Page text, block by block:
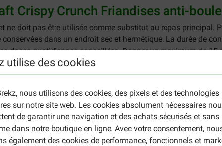
utilise des cookies
nous utilisons des cookies, des pixels et des technologies
sur notre site web. Les cookies absolument nécessaires
de garantir une navigation et des achats sécurisés et sans
dans notre boutique en ligne. Avec votre consentement,
également des cookies de performance, fonctionnels et
Crispy Crunch Friandises anti-
ne doit pas être utilisée comme substitut au repas principal.
dans un endroit sec et hermétique. La durée de
doses quotidiennes conseillées. Donner un maximum de 15
Friandises anti-boules de poils
huiles et graisses, extraits de protéines végétales,
en matières grasses 20,0%, cellulose brute 3,5%, cendres
500 UI, taurine 1000 mg, colorants, antioxydants